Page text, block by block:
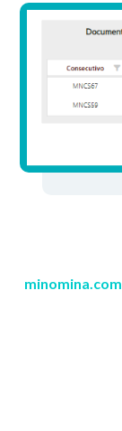
minomina.com